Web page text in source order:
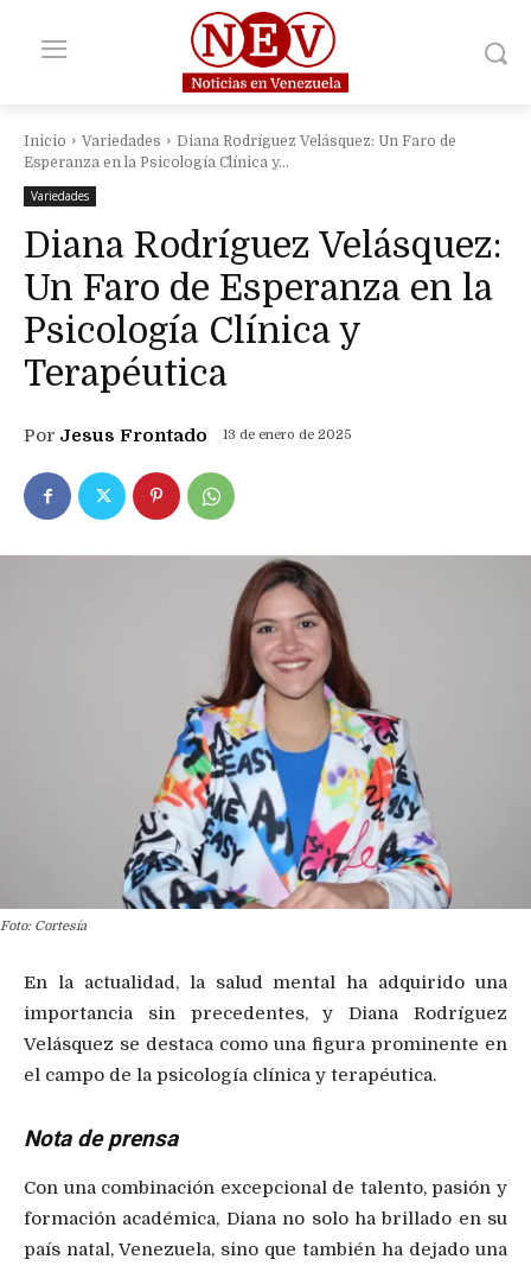
Inicio Variedades
Diana Rodríguez Velásquez: Un Faro de
Esperanza en la Psicología Clínica y...
Variedades
Diana Rodríguez Velásquez:
Un Faro de Esperanza en la
Psicología Clínica y
Terapéutica
Por Jesus Frontado 13 de enero de 2025
Foto: Cortesía
En la actualidad, la salud mental ha adquirido una
importancia sin precedentes, y Diana Rodríguez
Velásquez se destaca como una figura prominente en
el campo de la psicología clínica y terapéutica.
Nota de prensa
Con una combinación excepcional de talento, pasión y
formación académica, Diana no solo ha brillado en su
país natal, Venezuela, sino que también ha dejado una